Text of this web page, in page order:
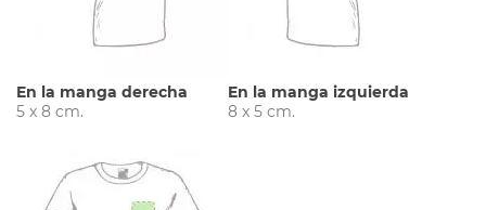
En la manga derecha
5 x 8 cm.
En la manga izquierda
8 x 5 cm.